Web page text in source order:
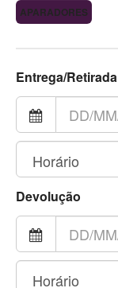
APARADORES
Entrega/Retirada
Devolução